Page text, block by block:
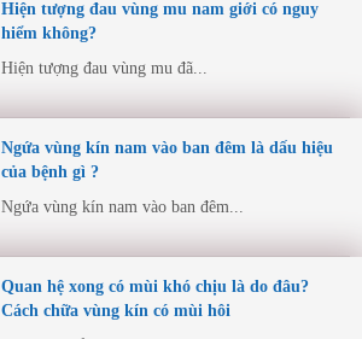
Hiện tượng đau vùng mu nam giới có nguy
hiểm không?
Hiện tượng đau vùng mu đã...
Ngứa vùng kín nam vào ban đêm là dấu hiệu
của bệnh gì ?
Ngứa vùng kín nam vào ban đêm...
Quan hệ xong có mùi khó chịu là do đâu?
Cách chữa vùng kín có mùi hôi